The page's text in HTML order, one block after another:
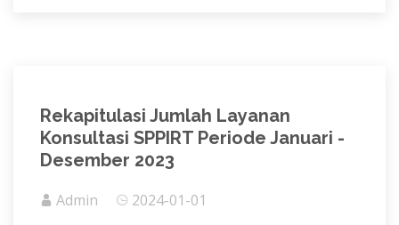
Rekapitulasi Jumlah Layanan
Konsultasi SPPIRT Periode Januari -
Desember 2023
Admin 2024-01-01